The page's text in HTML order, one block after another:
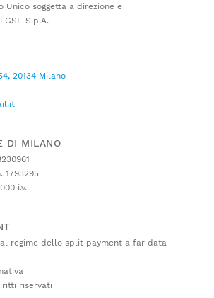
Unico soggetta a direzione e
S.p.A.
20134 Milano
DI MILANO
1793295
i.v.
regime dello split payment a far data
riservati